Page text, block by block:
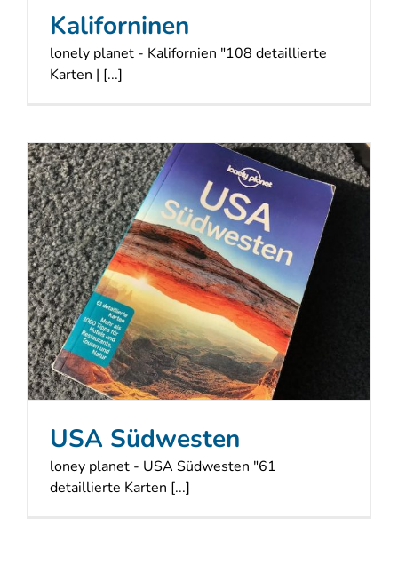
Kaliforninen
lonely planet - Kalifornien "108 detaillierte
Karten | [...]
USA Südwesten
loney planet - USA Südwesten "61
detaillierte Karten [...]